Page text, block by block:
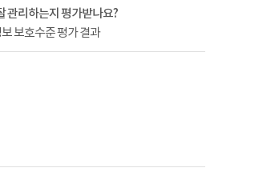
관리하는지 평가받나요?
보 보호수준 평가 결과